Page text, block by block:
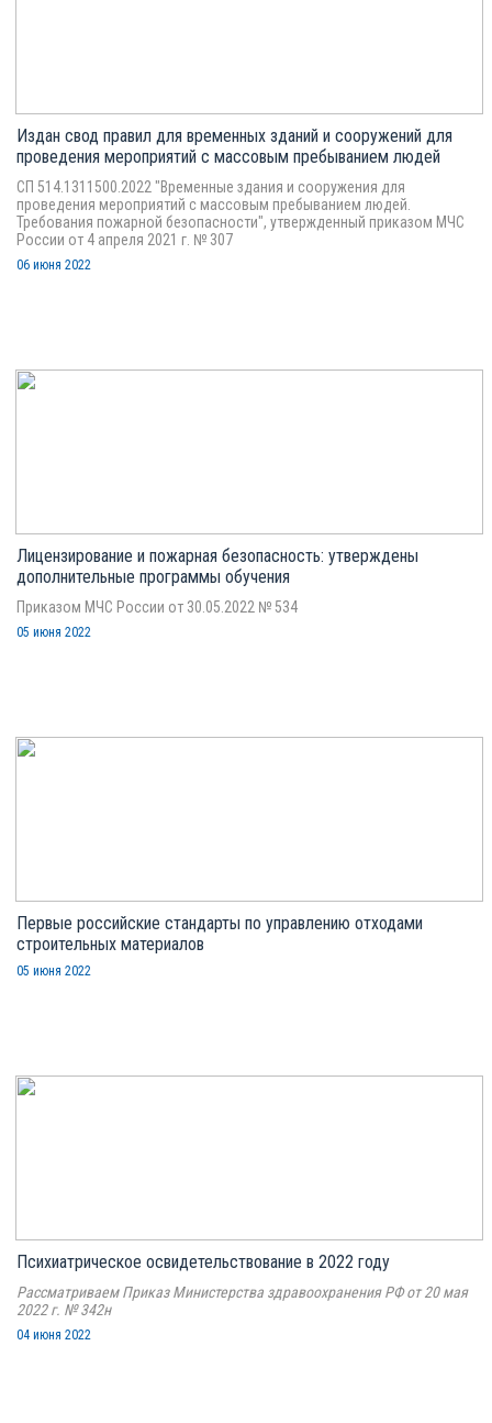
Издан свод правил для временных зданий и сооружений для
проведения мероприятий с массовым пребыванием людей
СП 514.1311500.2022 "Временные здания и сооружения для
проведения мероприятий с массовым пребыванием людей.
Требования пожарной безопасности", утвержденный приказом МЧС
России от 4 апреля 2021 г. № 307
06 июня 2022
Лицензирование и пожарная безопасность: утверждены
дополнительные программы обучения
Приказом МЧС России от 30.05.2022 № 534
05 июня 2022
Первые российские стандарты по управлению отходами
строительных материалов
05 июня 2022
Психиатрическое освидетельствование в 2022 году
Рассматриваем Приказ Министерства здравоохранения РФ от 20 мая
2022 г. № 342н
04 июня 2022